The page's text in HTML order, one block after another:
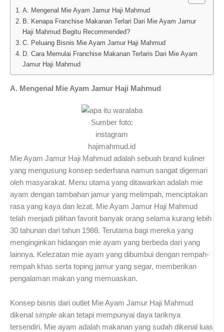
A. Mengenal Mie Ayam Jamur Haji Mahmud
B. Kenapa Franchise Makanan Terlari Dari Mie Ayam Jamur
Haji Mahmud Begitu Recommended?
C. Peluang Bisnis Mie Ayam Jamur Haji Mahmud
D. Cara Memulai Franchise Makanan Terlaris Dari Mie Ayam
Jamur Haji Mahmud
A. Mengenal Mie Ayam Jamur Haji Mahmud
Sumber foto:
instagram
hajimahmud.id
Mie Ayam Jamur Haji Mahmud adalah sebuah brand kuliner
yang mengusung konsep sederhana namun sangat digemari
oleh masyarakat. Menu utama yang ditawarkan adalah mie
ayam dengan tambahan jamur yang melimpah, menciptakan
rasa yang kaya dan lezat. Mie Ayam Jamur Haji Mahmud
telah menjadi pilihan favorit banyak orang selama kurang lebih
30 tahunan dari tahun 1988. Terutama bagi mereka yang
menginginkan hidangan mie ayam yang berbeda dari yang
lainnya. Kelezatan mie ayam yang dibumbui dengan rempah-
rempah khas serta toping jamur yang segar, memberikan
pengalaman makan yang memuaskan.
Konsep bisnis dari outlet Mie Ayam Jamur Haji Mahmud
dikenal simple akan tetapi mempunyai daya tariknya
tersendiri. Mie ayam adalah makanan yang sudah dikenal luas